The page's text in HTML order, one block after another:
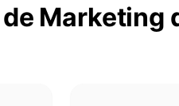
Marketing